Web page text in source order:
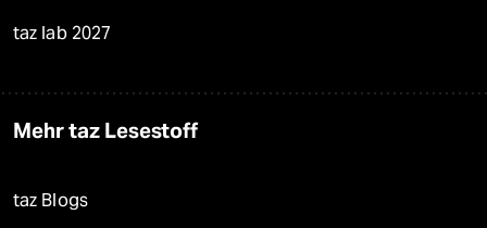
taz lab 2027
Mehr taz Lesestoff
taz Blogs